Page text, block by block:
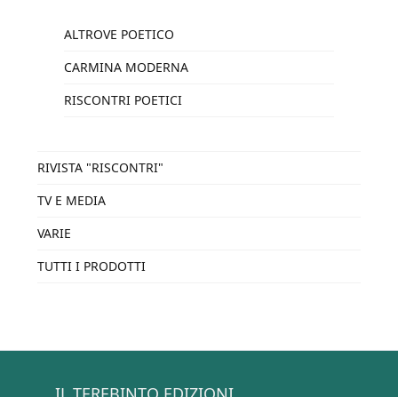
ALTROVE POETICO
CARMINA MODERNA
RISCONTRI POETICI
RIVISTA "RISCONTRI"
TV E MEDIA
VARIE
TUTTI I PRODOTTI